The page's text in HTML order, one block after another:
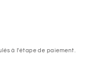
à l'étape de paiement.